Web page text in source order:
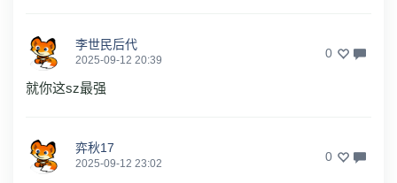
李世民后代
2025-09-12 20:39 0
就你这sz最强
弈秋17
2025-09-12 23:02 0